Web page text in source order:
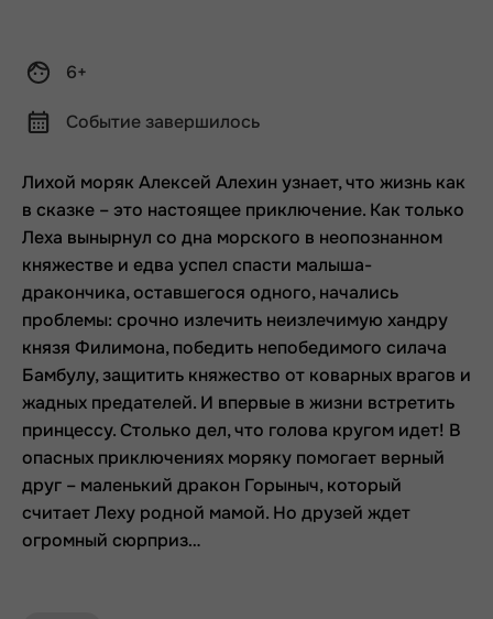
6+
Событие завершилось
Лихой моряк Алексей Алехин узнает, что жизнь как
в сказке – это настоящее приключение. Как только
Леха вынырнул со дна морского в неопознанном
княжестве и едва успел спасти малыша-
дракончика, оставшегося одного, начались
проблемы: срочно излечить неизлечимую хандру
князя Филимона, победить непобедимого силача
Бамбулу, защитить княжество от коварных врагов и
жадных предателей. И впервые в жизни встретить
принцессу. Столько дел, что голова кругом идет! В
опасных приключениях моряку помогает верный
друг – маленький дракон Горыныч, который
считает Леху родной мамой. Но друзей ждет
огромный сюрприз…